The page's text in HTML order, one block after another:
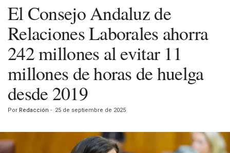
El Consejo Andaluz de
Relaciones Laborales ahorra
242 millones al evitar 11
millones de horas de huelga
desde 2019
Por Redacción - 25 de septiembre de 2025